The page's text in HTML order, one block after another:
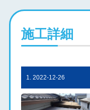
施工詳細
1. 2022-12-26